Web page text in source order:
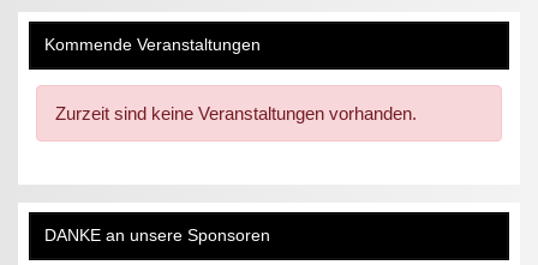
Kommende Veranstaltungen
Zurzeit sind keine Veranstaltungen vorhanden.
DANKE an unsere Sponsoren